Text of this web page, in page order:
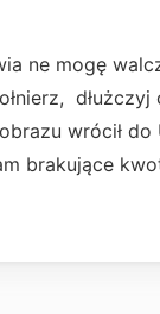
ne mogę
dłużczyj
wrócił do
brakujące